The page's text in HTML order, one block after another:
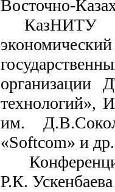
Восточно-
КазНИТУ
организации
технологий»,
им.
«Softcom» и др.
Р.К.